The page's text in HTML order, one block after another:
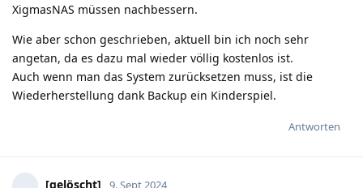
XigmasNAS müssen nachbessern.
Wie aber schon geschrieben, aktuell bin ich noch sehr
angetan, da es dazu mal wieder völlig kostenlos ist.
Auch wenn man das System zurücksetzen muss, ist die
Wiederherstellung dank Backup ein Kinderspiel.
Antworten
[gelöscht] 9. Sept 2024